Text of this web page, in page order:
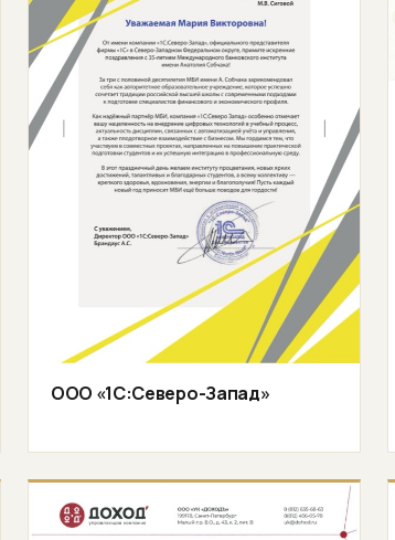
ООО «1С:Северо-Запад»